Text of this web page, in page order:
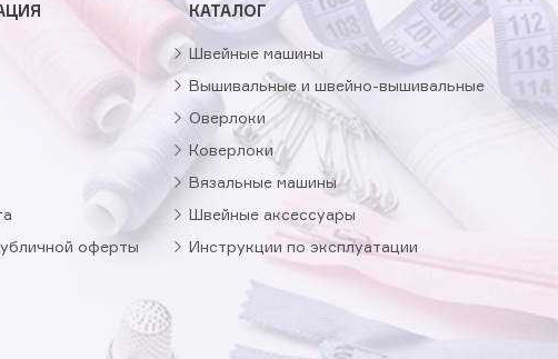
оферты
КАТАЛОГ
Швейные машины
Вышивальные и швейно-вышивальные
Оверлоки
Коверлоки
Вязальные машины
Швейные аксессуары
Инструкции по эксплуатации